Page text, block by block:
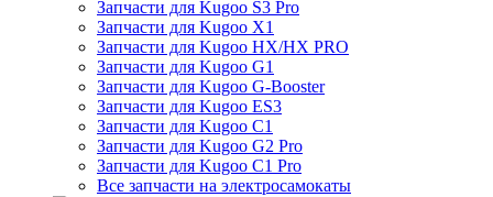
Запчасти для Kugoo S3 Pro
Запчасти для Kugoo X1
Запчасти для Kugoo HX/HX PRO
Запчасти для Kugoo G1
Запчасти для Kugoo G-Booster
Запчасти для Kugoo ES3
Запчасти для Kugoo C1
Запчасти для Kugoo G2 Pro
Запчасти для Kugoo C1 Pro
Все запчасти на электросамокаты